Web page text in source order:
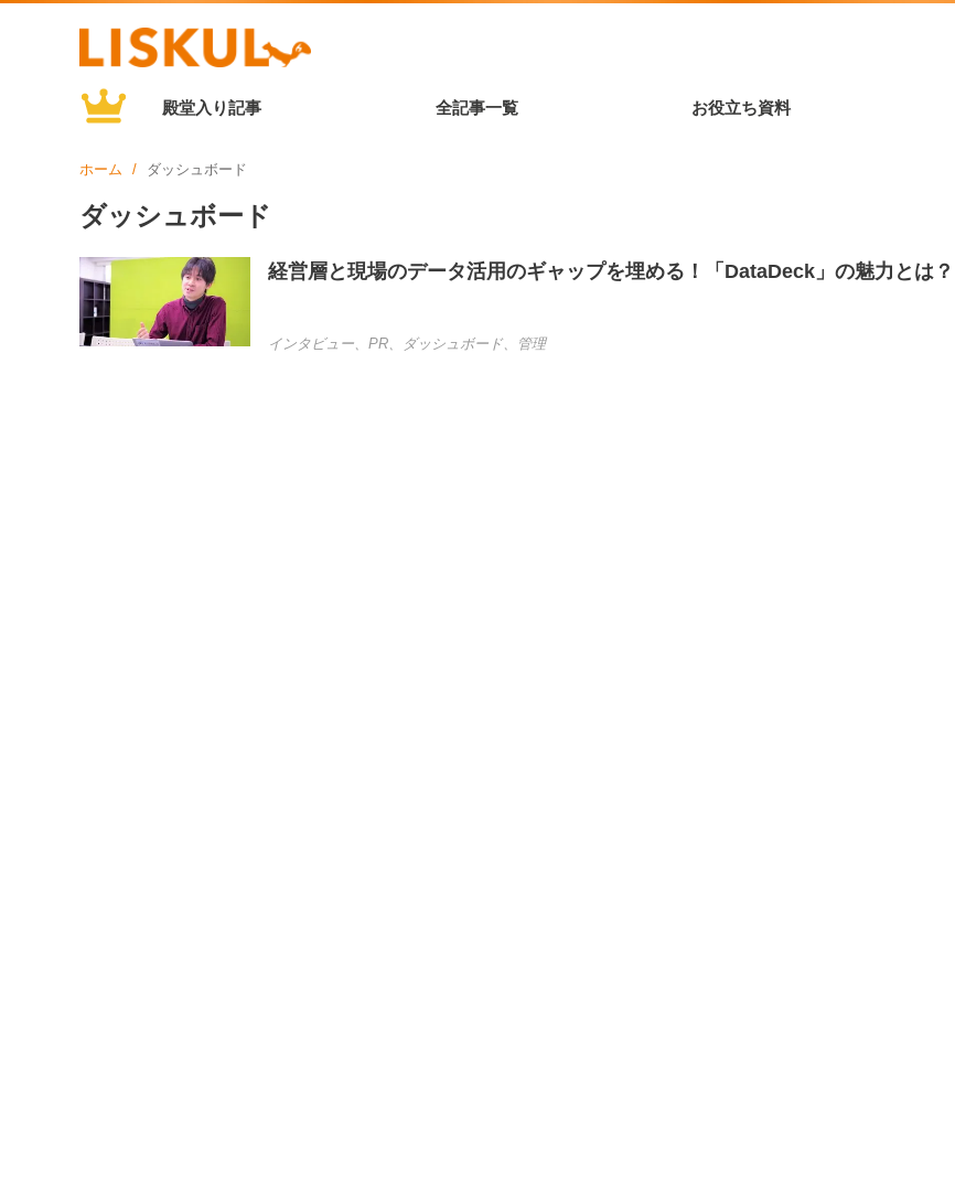
殿堂入り記事 全記事一覧 お役立ち資料
ホーム ダッシュボード
ダッシュボード
経営層と現場のデータ活用のギャップを埋める！「DataDeck」の魅力とは？
インタビュー、 PR、 ダッシュボード、 管理